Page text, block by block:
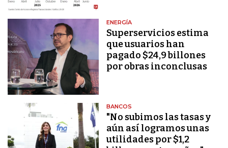
ENERGÍA
Superservicios estima
que usuarios han
pagado $24,9 billones
por obras inconclusas
BANCOS
"No subimos las tasas y
aún así logramos unas
utilidades por $1,2